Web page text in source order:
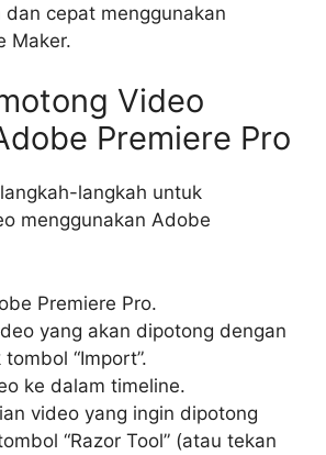
cepat menggunakan
Maker.
Video
Premiere Pro
langkah untuk
menggunakan Adobe
Premiere Pro.
yang akan dipotong dengan
“Import”.
ke dalam timeline.
video yang ingin dipotong
“Razor Tool” (atau tekan